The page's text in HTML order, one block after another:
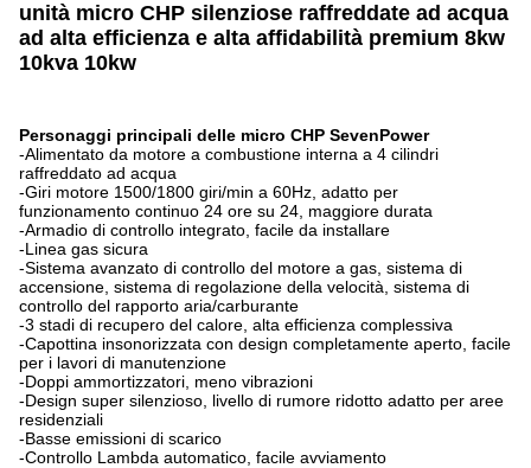
unità micro CHP silenziose raffreddate ad acqua
ad alta efficienza e alta affidabilità premium 8kw
10kva 10kw
Personaggi principali delle micro CHP SevenPower
-Alimentato da motore a combustione interna a 4 cilindri
raffreddato ad acqua
-Giri motore 1500/1800 giri/min a 60Hz, adatto per
funzionamento continuo 24 ore su 24, maggiore durata
-Armadio di controllo integrato, facile da installare
-Linea gas sicura
-Sistema avanzato di controllo del motore a gas, sistema di
accensione, sistema di regolazione della velocità, sistema di
controllo del rapporto aria/carburante
-3 stadi di recupero del calore, alta efficienza complessiva
-Capottina insonorizzata con design completamente aperto, facile
per i lavori di manutenzione
-Doppi ammortizzatori, meno vibrazioni
-Design super silenzioso, livello di rumore ridotto adatto per aree
residenziali
-Basse emissioni di scarico
-Controllo Lambda automatico, facile avviamento